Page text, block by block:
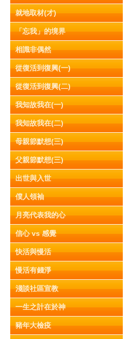
就地取材(才)
「忘我」的境界
相識非偶然
從復活到復興(一)
從復活到復興(二)
我知故我在(一)
我知故我在(二)
母親節默想(三)
父親節默想(三)
出世與入世
僕人領袖
月亮代表我的心
信心 vs 感覺
快活與慢活
慢活有錢淨
淺談社區宣教
一生之計在於神
豬年大檢疫